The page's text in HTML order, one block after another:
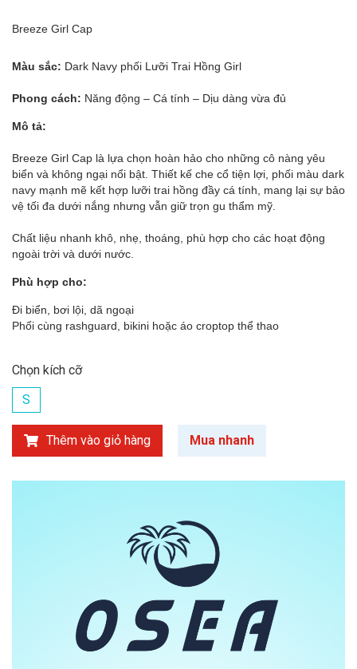
Breeze Girl Cap
Màu sắc: Dark Navy phối Lưỡi Trai Hồng Girl
Phong cách: Năng động – Cá tính – Dịu dàng vừa đủ
Mô tả:
Breeze Girl Cap là lựa chọn hoàn hảo cho những cô nàng yêu
biển và không ngại nổi bật. Thiết kế che cổ tiện lợi, phối màu dark
navy mạnh mẽ kết hợp lưỡi trai hồng đầy cá tính, mang lại sự bảo
vệ tối đa dưới nắng nhưng vẫn giữ trọn gu thẩm mỹ.
Chất liệu nhanh khô, nhẹ, thoáng, phù hợp cho các hoạt động
ngoài trời và dưới nước.
Phù hợp cho:
Đi biển, bơi lội, dã ngoại
Phối cùng rashguard, bikini hoặc áo croptop thể thao
Chọn kích cỡ
S
Thêm vào giỏ hàng Mua nhanh